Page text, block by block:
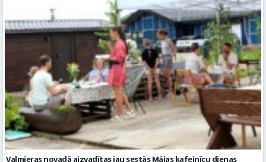
Valmieras novadā aizvadītas jau sestās Mājas kafejnīcu dienas